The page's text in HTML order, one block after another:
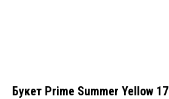
Букет Prime Summer Yellow 17